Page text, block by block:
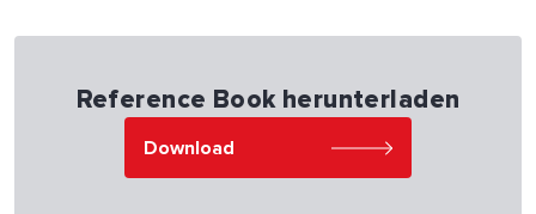
Reference Book herunterladen
Download